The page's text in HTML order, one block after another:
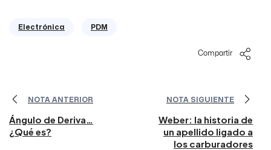
Electrónica PDM
Compartir
NOTA ANTERIOR
Ángulo de Deriva…
¿Qué es?
NOTA SIGUIENTE
Weber: la historia de
un apellido ligado a
los carburadores